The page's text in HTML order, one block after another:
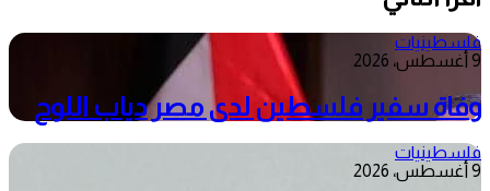
فلسطينيات
9 أغسطس، 2026
وفاة سفير فلسطين لدى مصر دياب اللوح
فلسطينيات
9 أغسطس، 2026